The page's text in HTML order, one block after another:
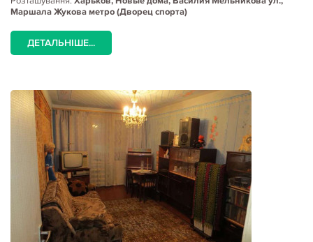
Маршала Жукова метро (Дворец спорта)
ДЕТАЛЬНІШЕ...